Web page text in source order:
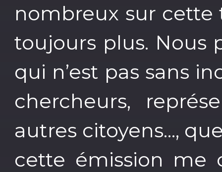
nombreux sur cette
toujours plus. Nous
qui n’est pas sans
chercheurs,
autres citoyens...,
cette émission me